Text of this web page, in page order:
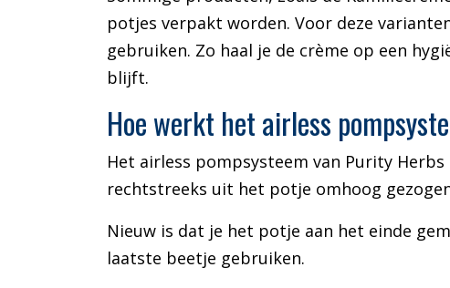
potjes verpakt worden. Voor deze
gebruiken. Zo haal je de crème op een
blijft.
Hoe werkt het airless
Het airless pompsysteem van Purity
rechtstreeks uit het potje omhoog
Nieuw is dat je het potje aan het einde
laatste beetje gebruiken.